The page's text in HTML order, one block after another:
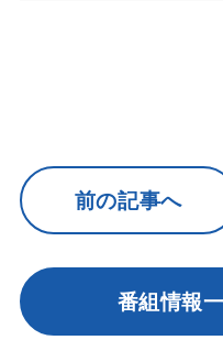
前の記事へ
番組情報